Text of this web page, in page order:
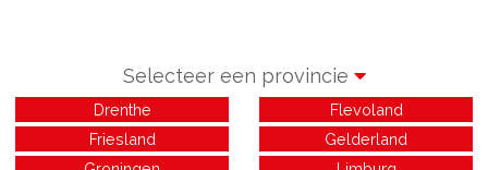
Selecteer een provincie
Drenthe
Flevoland
Friesland
Gelderland